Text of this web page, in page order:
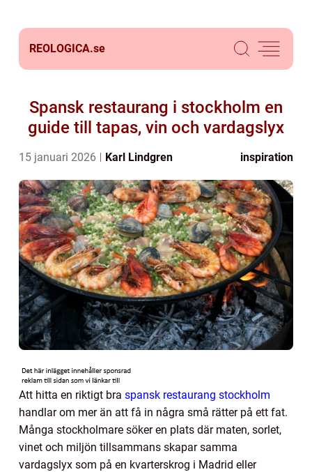
REOLOGICA.se
Spansk restaurang i stockholm en
guide till tapas, vin och vardagslyx
15 januari 2026 Karl Lindgren inspiration
Att hitta en riktigt bra spansk restaurang stockholm
handlar om mer än att få in några små rätter på ett fat.
Många stockholmare söker en plats där maten, sorlet,
vinet och miljön tillsammans skapar samma
vardagslyx som på en kvarterskrog i Madrid eller